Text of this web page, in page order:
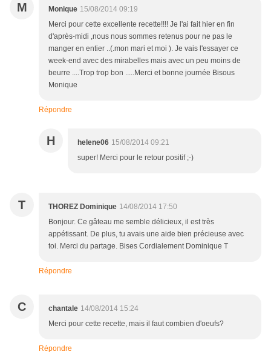
M Monique 15/08/2014 09:19
Merci pour cette excellente recette!!!! Je l'ai fait hier en fin
d'après-midi ,nous nous sommes retenus pour ne pas le
manger en entier ..(.mon mari et moi ). Je vais l'essayer ce
week-end avec des mirabelles mais avec un peu moins de
beurre ....Trop trop bon .....Merci et bonne journée Bisous
Monique
Répondre
H helene06 15/08/2014 09:21
super! Merci pour le retour positif ;-)
T THOREZ Dominique 14/08/2014 17:50
Bonjour. Ce gâteau me semble délicieux, il est très
appétissant. De plus, tu avais une aide bien précieuse avec
toi. Merci du partage. Bises Cordialement Dominique T
Répondre
C chantale 14/08/2014 15:24
Merci pour cette recette, mais il faut combien d'oeufs?
Répondre